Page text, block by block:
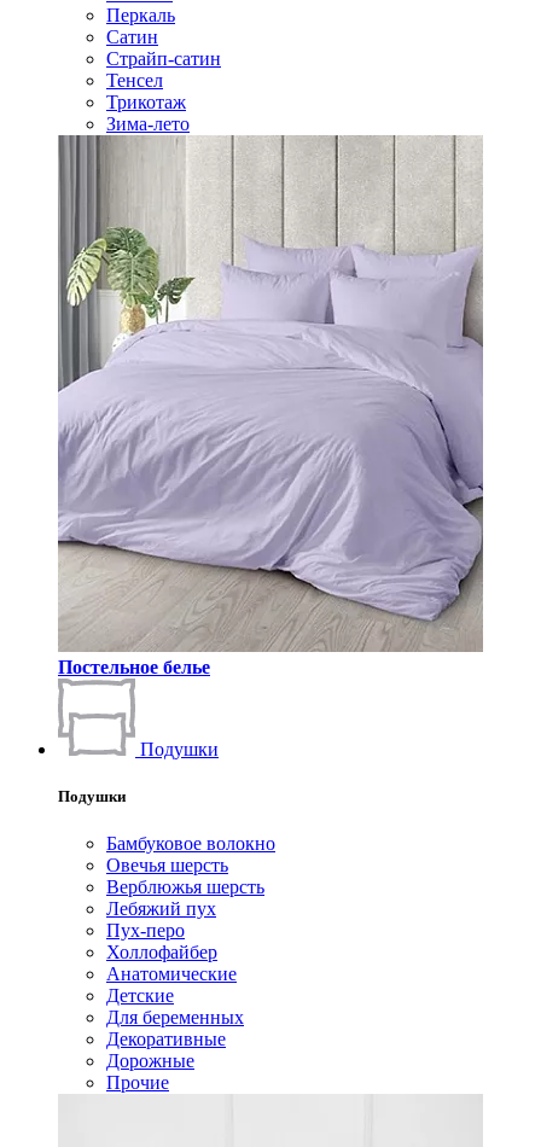
Перкаль
Сатин
Страйп-сатин
Тенсел
Трикотаж
Зима-лето
Постельное белье
Подушки
Подушки
Бамбуковое волокно
Овечья шерсть
Верблюжья шерсть
Лебяжий пух
Пух-перо
Холлофайбер
Анатомические
Детские
Для беременных
Декоративные
Дорожные
Прочие